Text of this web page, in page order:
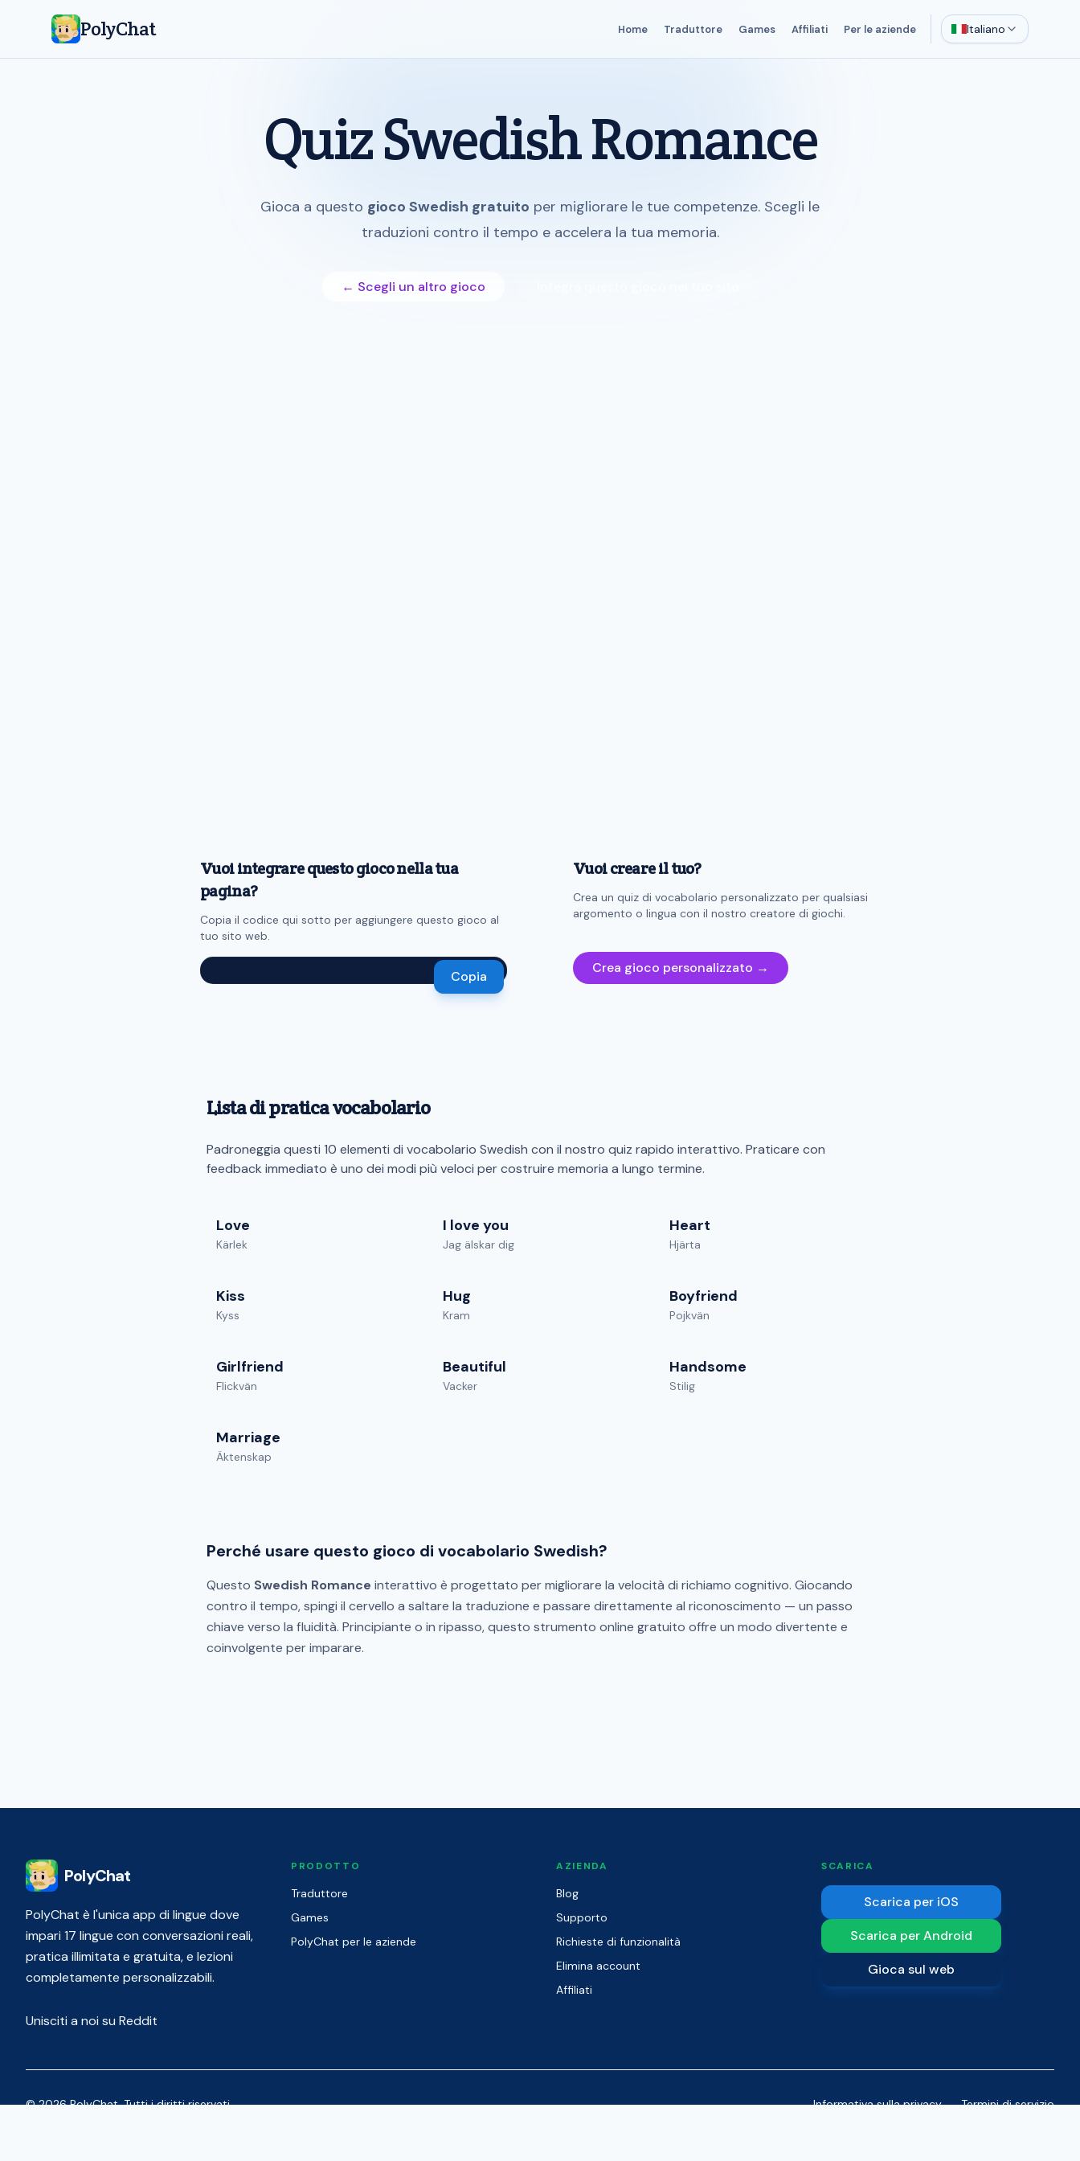
PolyChat Home Traduttore Games Affiliati Per le aziende Italiano
Quiz Swedish Romance
Gioca a questo gioco Swedish gratuito per migliorare le tue competenze. Scegli le
traduzioni contro il tempo e accelera la tua memoria.
← Scegli un altro gioco
Vuoi integrare questo gioco nella tua
pagina?
Copia il codice qui sotto per aggiungere questo gioco al
tuo sito web.
Copia
Vuoi creare il tuo?
Crea un quiz di vocabolario personalizzato per qualsiasi
argomento o lingua con il nostro creatore di giochi.
Crea gioco personalizzato →
Lista di pratica vocabolario
Padroneggia questi 10 elementi di vocabolario Swedish con il nostro quiz rapido interattivo. Praticare con
feedback immediato è uno dei modi più veloci per costruire memoria a lungo termine.
Love
Kärlek
I love you
Jag älskar dig
Heart
Hjärta
Kiss
Kyss
Hug
Kram
Boyfriend
Pojkvän
Girlfriend
Flickvän
Beautiful
Vacker
Handsome
Stilig
Marriage
Äktenskap
Perché usare questo gioco di vocabolario Swedish?
Questo Swedish Romance interattivo è progettato per migliorare la velocità di richiamo cognitivo. Giocando
contro il tempo, spingi il cervello a saltare la traduzione e passare direttamente al riconoscimento — un passo
chiave verso la fluidità. Principiante o in ripasso, questo strumento online gratuito offre un modo divertente e
coinvolgente per imparare.
PolyChat
PolyChat è l'unica app di lingue dove
impari 17 lingue con conversazioni reali,
pratica illimitata e gratuita, e lezioni
completamente personalizzabili.
Unisciti a noi su Reddit
PRODOTTO
Traduttore
Games
PolyChat per le aziende
AZIENDA
Blog
Supporto
Richieste di funzionalità
Elimina account
Affiliati
SCARICA
Scarica per iOS
Scarica per Android
Gioca sul web
© 2026 PolyChat. Tutti i diritti riservati. Informativa sulla privacy Termini di servizio